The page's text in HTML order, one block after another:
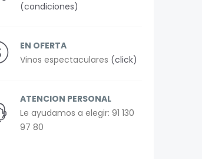
(condiciones)
EN OFERTA
Vinos espectaculares (click)
ATENCION PERSONAL
Le ayudamos a elegir: 91 130
97 80